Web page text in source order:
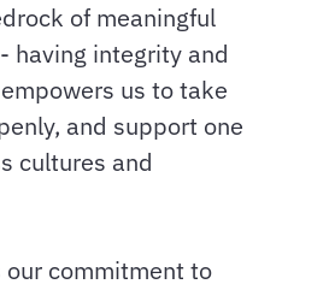
of meaningful
having integrity and
us to take
and support one
cultures and
our commitment to